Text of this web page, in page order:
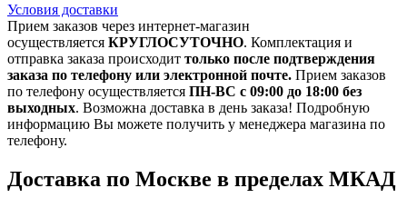
Условия доставки
Прием заказов через интернет-магазин
осуществляется КРУГЛОСУТОЧНО. Комплектация и
отправка заказа происходит только после подтверждения
заказа по телефону или электронной почте. Прием заказов
по телефону осуществляется ПН-ВС с 09:00 до 18:00 без
выходных. Возможна доставка в день заказа! Подробную
информацию Вы можете получить у менеджера магазина по
телефону.
Доставка по Москве в пределах МКАД